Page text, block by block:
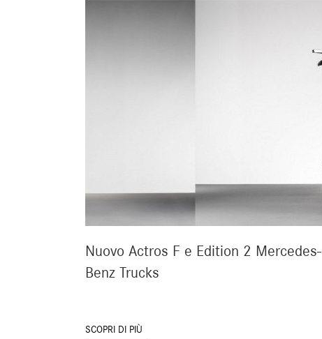
Nuovo Actros F e Edition 2 Mercedes-
Benz Trucks
SCOPRI DI PIÙ